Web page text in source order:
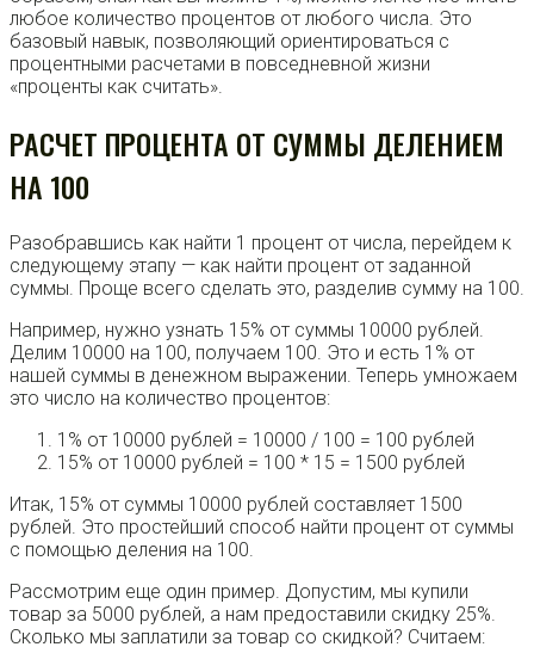
любое количество процентов от любого числа. Это
базовый навык, позволяющий ориентироваться с
процентными расчетами в повседневной жизни
«проценты как считать».
РАСЧЕТ ПРОЦЕНТА ОТ СУММЫ ДЕЛЕНИЕМ
НА 100
Разобравшись как найти 1 процент от числа, перейдем к
следующему этапу — как найти процент от заданной
суммы. Проще всего сделать это, разделив сумму на 100.
Например, нужно узнать 15% от суммы 10000 рублей.
Делим 10000 на 100, получаем 100. Это и есть 1% от
нашей суммы в денежном выражении. Теперь умножаем
это число на количество процентов:
1% от 10000 рублей = 10000 / 100 = 100 рублей
15% от 10000 рублей = 100 * 15 = 1500 рублей
Итак, 15% от суммы 10000 рублей составляет 1500
рублей. Это простейший способ найти процент от суммы
с помощью деления на 100.
Рассмотрим еще один пример. Допустим, мы купили
товар за 5000 рублей, а нам предоставили скидку 25%.
Сколько мы заплатили за товар со скидкой? Считаем: